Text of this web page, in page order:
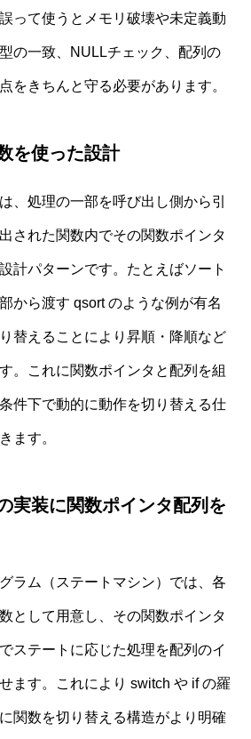
って使うとメモリ破壊や未定義動
の一致、NULLチェック、配列の
をきちんと守る必要があります。
を使った設計
、処理の一部を呼び出し側から引
された関数内でその関数ポインタ
計パターンです。たとえばソート
から渡す qsort のような例が有名
替えることにより昇順・降順など
。これに関数ポインタと配列を組
件下で動的に動作を切り替える仕
ます。
実装に関数ポインタ配列を
ラム（ステートマシン）では、各
として用意し、その関数ポインタ
ステートに応じた処理を配列のイ
ます。これにより switch や if の羅
関数を切り替える構造がより明確